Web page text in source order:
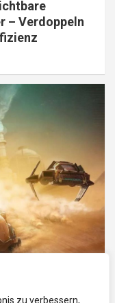
zu verbessern,
– Verdoppeln
baue